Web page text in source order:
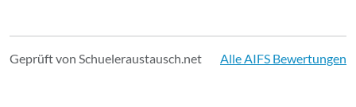
Geprüft von Schueleraustausch.net Alle AIFS Bewertungen